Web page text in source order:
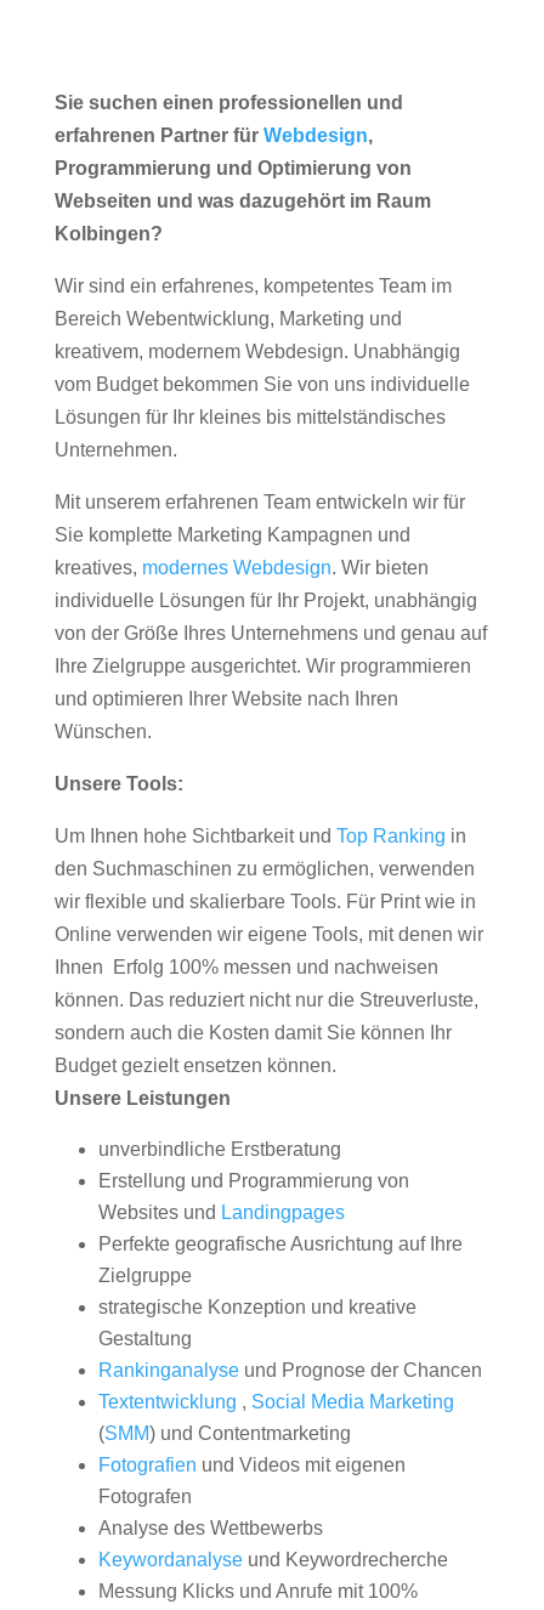
Sie suchen einen professionellen und
erfahrenen Partner für Webdesign,
Programmierung und Optimierung von
Webseiten und was dazugehört im Raum
Kolbingen?
Wir sind ein erfahrenes, kompetentes Team im
Bereich Webentwicklung, Marketing und
kreativem, modernem Webdesign. Unabhängig
vom Budget bekommen Sie von uns individuelle
Lösungen für Ihr kleines bis mittelständisches
Unternehmen.
Mit unserem erfahrenen Team entwickeln wir für
Sie komplette Marketing Kampagnen und
kreatives, modernes Webdesign. Wir bieten
individuelle Lösungen für Ihr Projekt, unabhängig
von der Größe Ihres Unternehmens und genau auf
Ihre Zielgruppe ausgerichtet. Wir programmieren
und optimieren Ihrer Website nach Ihren
Wünschen.
Unsere Tools:
Um Ihnen hohe Sichtbarkeit und Top Ranking in
den Suchmaschinen zu ermöglichen, verwenden
wir flexible und skalierbare Tools. Für Print wie in
Online verwenden wir eigene Tools, mit denen wir
Ihnen Erfolg 100% messen und nachweisen
können. Das reduziert nicht nur die Streuverluste,
sondern auch die Kosten damit Sie können Ihr
Budget gezielt ensetzen können.
Unsere Leistungen
unverbindliche Erstberatung
Erstellung und Programmierung von
Websites und Landingpages
Perfekte geografische Ausrichtung auf Ihre
Zielgruppe
strategische Konzeption und kreative
Gestaltung
Rankinganalyseund Prognose der Chancen
Textentwicklung , Social Media Marketing
(SMM) und Contentmarketing
Fotografien und Videos mit eigenen
Fotografen
Analyse des Wettbewerbs
Keywordanalyseund Keywordrecherche
Messung Klicks und Anrufe mit 100%